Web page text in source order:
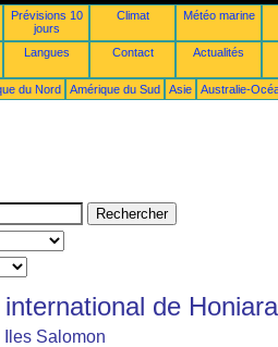
Prévisions 10
jours
Climat Météo marine
Langues Contact Actualités
du Nord Amérique du Sud Asie Australie-
de Honiara
Salomon